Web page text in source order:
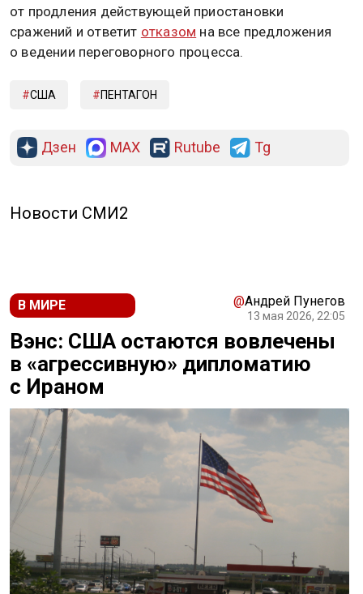
от продления действующей приостановки
сражений и ответит отказом на все предложения
о ведении переговорного процесса.
США ПЕНТАГОН
Дзен MAX Rutube Tg
Новости СМИ2
В МИРЕ @Андрей Пунегов
13 мая 2026, 22:05
Вэнс: США остаются вовлечены
в «агрессивную» дипломатию
с Ираном